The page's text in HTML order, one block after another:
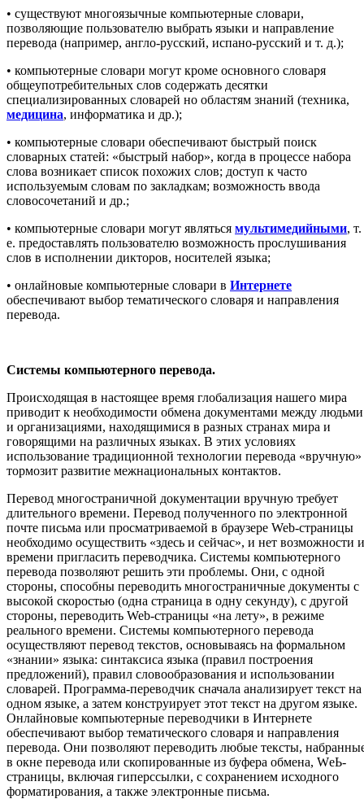
• существуют многоязычные компьютерные словари,
позволяющие пользователю выбрать языки и направление
перевода (например, англо-русский, испано-русский и т. д.);
• компьютерные словари могут кроме основного словаря
общеупотребительных слов содержать десятки
специализированных словарей но областям знаний (техника,
медицина, информатика и др.);
• компьютерные словари обеспечивают быстрый поиск
словарных статей: «быстрый набор», когда в процессе набора
слова возникает список похожих слов; доступ к часто
используемым словам по закладкам; возможность ввода
словосочетаний и др.;
• компьютерные словари могут являться мультимедийными, т.
е. предоставлять пользователю возможность прослушивания
слов в исполнении дикторов, носителей языка;
• онлайновые компьютерные словари в Интернете
обеспечивают выбор тематического словаря и направления
перевода.
Системы компьютерного перевода.
Происходящая в настоящее время глобализация нашего мира
приводит к необходимости обмена документами между людьми
и организациями, находящимися в разных странах мира и
говорящими на различных языках. В этих условиях
использование традиционной технологии перевода «вручную»
тормозит развитие межнациональных контактов.
Перевод многостраничной документации вручную требует
длительного времени. Перевод полученного по электронной
почте письма или просматриваемой в браузере Web-страницы
необходимо осуществить «здесь и сейчас», и нет возможности и
времени пригласить переводчика. Системы компьютерного
перевода позволяют решить эти проблемы. Они, с одной
стороны, способны переводить многостраничные документы с
высокой скоростью (одна страница в одну секунду), с другой
стороны, переводить Web-стpaницы «на лету», в режиме
реального времени. Системы компьютерного перевода
осуществляют перевод текстов, основываясь на формальном
«знании» языка: синтаксиса языка (правил построения
предложений), правил словообразования и использовании
словарей. Программа-переводчик сначала анализирует текст на
одном языке, а затем конструирует этот текст на другом языке.
Онлайновые компьютерные переводчики в Интернете
обеспечивают выбор тематического словаря и направления
перевода. Они позволяют переводить любые тексты,
в окне перевода или скопированные из буфера обмена, WеЬ-
страницы, включая гиперссылки, с сохранением исходного
форматирования, а также электронные письма.